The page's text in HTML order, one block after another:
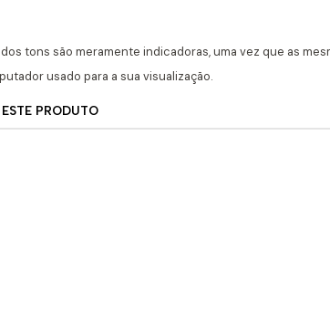
tons são meramente indicadoras, uma vez que as
usado para a sua visualização.
PRODUTO